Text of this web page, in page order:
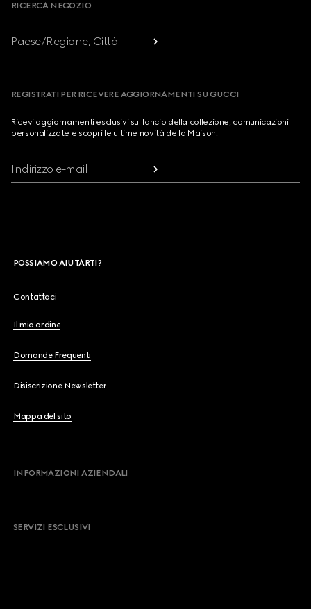
RICERCA NEGOZIO
Paese/Regione, Città
REGISTRATI PER RICEVERE AGGIORNAMENTI SU GUCCI
Ricevi aggiornamenti esclusivi sul lancio della collezione, comunicazioni
personalizzate e scopri le ultime novità della Maison.
Indirizzo e-mail
POSSIAMO AIUTARTI?
Contattaci
Il mio ordine
Domande Frequenti
Disiscrizione Newsletter
Mappa del sito
INFORMAZIONI AZIENDALI
SERVIZI ESCLUSIVI